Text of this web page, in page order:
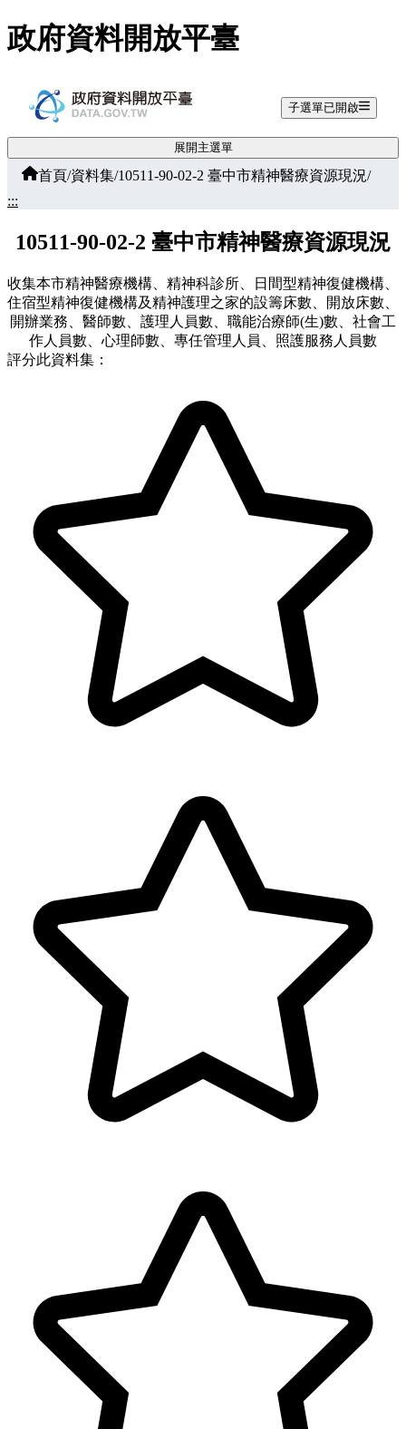
跳至主要內容
政府資料開放平臺
子選單已開啟
展開主選單
首頁/資料集/10511-90-02-2 臺中市精神醫療資源現況/
:::
10511-90-02-2 臺中市精神醫療資源現況
收集本市精神醫療機構、精神科診所、日間型精神復健機構、
住宿型精神復健機構及精神護理之家的設籌床數、開放床數、
開辦業務、醫師數、護理人員數、職能治療師(生)數、社會工
作人員數、心理師數、專任管理人員、照護服務人員數
評分此資料集：